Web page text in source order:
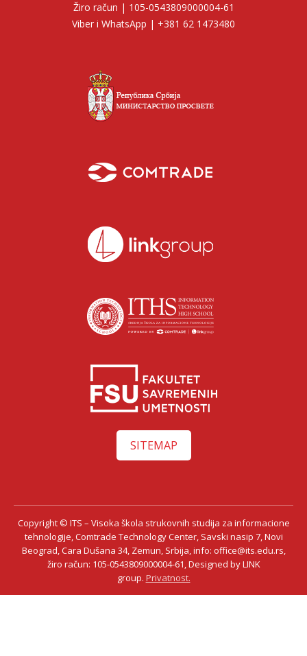
Žiro račun | 105-0543809000004-61
Viber i WhatsApp | +381 62 1473480
SITEMAP
Copyright © ITS – Visoka škola strukovnih studija za informacione
tehnologije, Comtrade Technology Center, Savski nasip 7, Novi
Beograd, Cara Dušana 34, Zemun, Srbija, info: office@its.edu.rs,
žiro račun: 105-0543809000004-61, Designed by LINK
group. Privatnost.